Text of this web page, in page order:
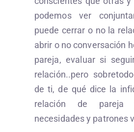
podemos ver
puede cerrar o no la
abrir o no conversación
pareja, evaluar si
relación..pero
de ti, de qué dice la
relación de
necesidades y patrones